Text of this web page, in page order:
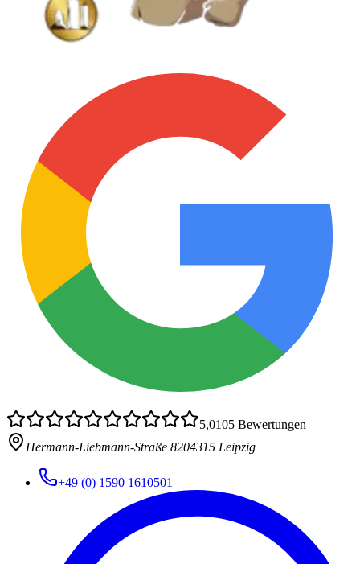
5,0105 Bewertungen
Hermann-Liebmann-Straße 8204315 Leipzig
+49 (0) 1590 1610501